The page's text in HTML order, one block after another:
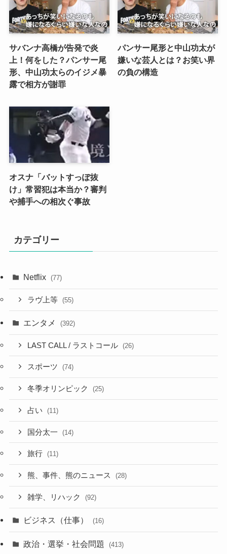
サバンナ高橋が告発で炎
上！何をした？パンサー尾
形、中山功太らのイジメ暴
露で相方が謝罪
パンサー尾形と中山功太が
嫌いな芸人とは？お笑い界
の負の構造
オスナ「バットすっぽ抜
け」常習犯は本当か？審判
や捕手への相次ぐ事故
カテゴリー
Netflix (77)
ラヴ上等 (55)
エンタメ (392)
LAST CALL / ラストコール (26)
スポーツ (74)
冬季オリンピック (25)
占い (11)
国分太一 (14)
旅行 (11)
熊、事件、熊のニュース (28)
雑学、リハック (92)
ビジネス（仕事） (16)
政治・選挙・社会問題 (413)